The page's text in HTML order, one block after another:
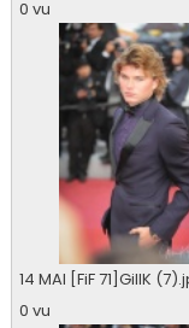
0 vu
14 MAI [FiF 71]GillK
0 vu